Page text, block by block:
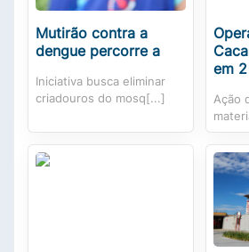
Mutirão contra a
dengue percorre a
Iniciativa busca eliminar
criadouros do mosq[...]
em 2
Ação